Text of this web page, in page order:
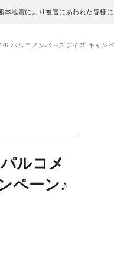
本地震により被害にあわれた皆様
26 パルコメンバーズデイズ キャン
パルコメ
ペーン♪